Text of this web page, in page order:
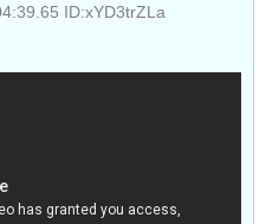
ID:xYD3trZLa